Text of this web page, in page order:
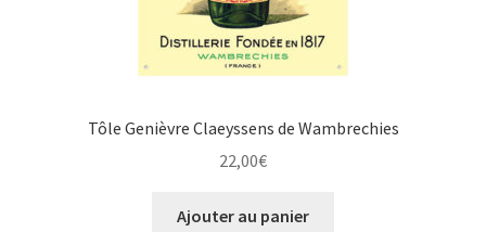
Tôle Genièvre Claeyssens de Wambrechies
22,00€
Ajouter au panier